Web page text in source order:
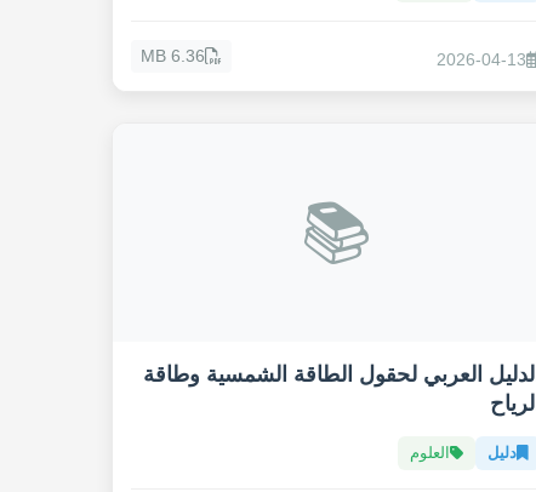
2026-04-13
6.36 MB
📚
الدليل العربي لحقول الطاقة الشمسية وطاقة
الرياح
دليل العلوم